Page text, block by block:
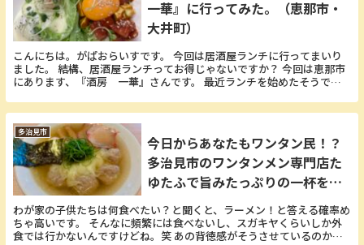
一華』に行ってみた。（恵那市・
大井町）
こんにちは。がぱおらいすです。 今回は居酒屋ランチに行ってまいり
ました。 結構、居酒屋ランチってお得じゃないですか？ 今回は恵那市
にあります、『酒房 一華』さんです。 最近ランチを始めたそうです
多治見市
今日からあなたもワンタン民！？
多治見市のワンタンメン専門店た
ゆたふで旨みたっぷりの一杯をい
ただく。
わが家の子供たちは何食べたい？と聞くと、ラーメン！と答える確率め
ちゃ高いです。 そんなに頻繁には食べないし、スガキヤくらいしか外
食では行かないんですけどね。笑 あの背徳感がそうさせているのかも